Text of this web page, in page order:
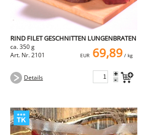
RIND FILET GESCHNITTEN LUNGENBRATEN
ca. 350 g
Art. Nr. 2101
EUR 69,89/ kg
Details +
-